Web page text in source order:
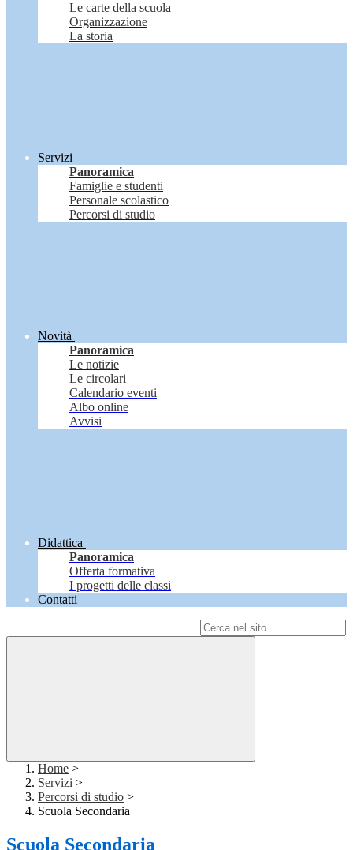
Le carte della scuola
Organizzazione
La storia
Servizi
Panoramica
Famiglie e studenti
Personale scolastico
Percorsi di studio
Novità
Panoramica
Le notizie
Le circolari
Calendario eventi
Albo online
Avvisi
Didattica
Panoramica
Offerta formativa
I progetti delle classi
Contatti
Home >
Servizi >
Percorsi di studio >
Scuola Secondaria
Scuola Secondaria